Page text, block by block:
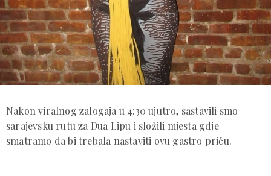
Nakon viralnog zalogaja u 4:30 ujutro, sastavili smo
sarajevsku rutu za Dua Lipu i složili mjesta gdje
smatramo da bi trebala nastaviti ovu gastro priču.